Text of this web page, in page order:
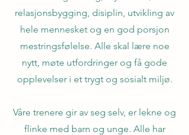
relasjonsbygging, disiplin, utvikling av
hele mennesket og en god porsjon
mestringsfølelse. Alle skal lære noe
nytt, møte utfordringer og få gode
opplevelser i et trygt og sosialt miljø.
Våre trenere gir av seg selv, er lekne og
flinke med barn og unge. Alle har